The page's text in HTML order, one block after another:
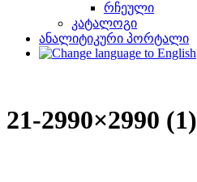
რჩეული
კატალოგი
ანალიტიკური პორტალი
21-2990×2990 (1)